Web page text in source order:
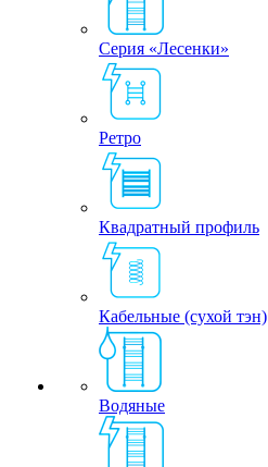
Серия «Лесенки»
Ретро
Квадратный профиль
Кабельные (сухой тэн)
Водяные